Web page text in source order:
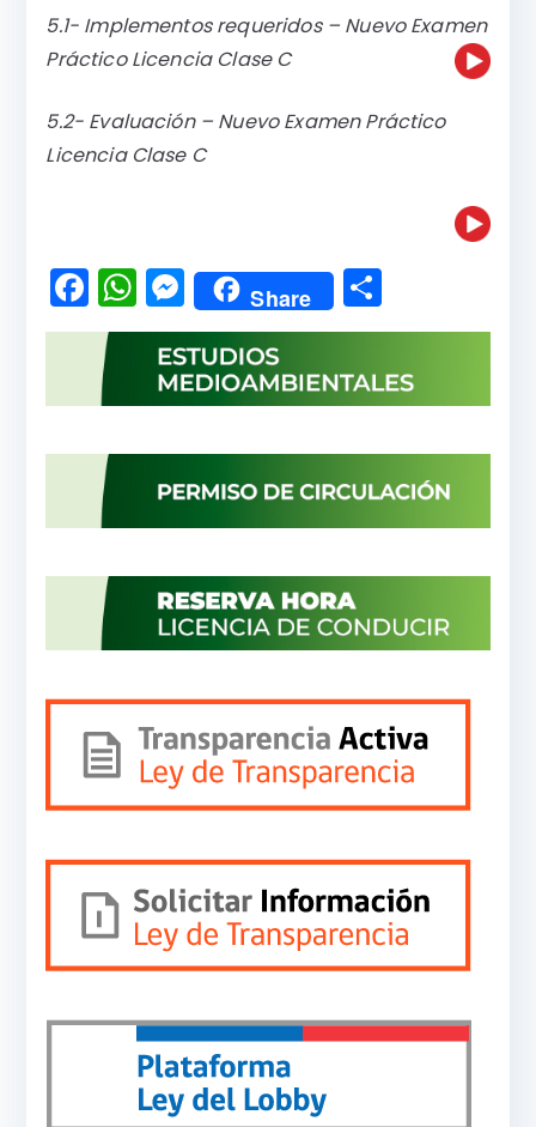
5.1- Implementos requeridos – Nuevo Examen
Práctico Licencia Clase C
5.2- Evaluación – Nuevo Examen Práctico
Licencia Clase C
F
a
c
e
b
o
o
W
h
a
ts
A
p
p
M
e
s
s
e
n
g
Share
o
m
p
a
rti
r